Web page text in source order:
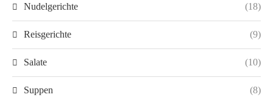
Nudelgerichte (18)
Reisgerichte (9)
Salate (10)
Suppen (8)